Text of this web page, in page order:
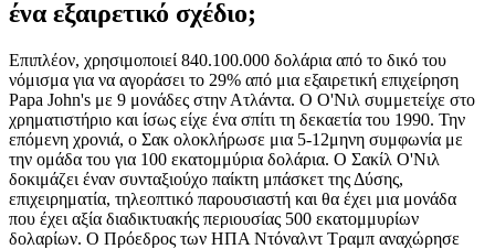
ένα εξαιρετικό σχέδιο;
Επιπλέον, χρησιμοποιεί 840.100.000 δολάρια από το δικό του
νόμισμα για να αγοράσει το 29% από μια εξαιρετική επιχείρηση
Papa John's με 9 μονάδες στην Ατλάντα. Ο Ο'Νιλ συμμετείχε στο
χρηματιστήριο και ίσως είχε ένα σπίτι τη δεκαετία του 1990. Την
επόμενη χρονιά, ο Σακ ολοκλήρωσε μια 5-12μηνη συμφωνία με
την ομάδα του για 100 εκατομμύρια δολάρια. Ο Σακίλ Ο'Νιλ
δοκιμάζει έναν συνταξιούχο παίκτη μπάσκετ της Δύσης,
επιχειρηματία, τηλεοπτικό παρουσιαστή και θα έχει μια μονάδα
που έχει αξία διαδικτυακής περιουσίας 500 εκατομμυρίων
δολαρίων. Ο Πρόεδρος των ΗΠΑ Ντόναλντ Τραμπ αναχώρησε